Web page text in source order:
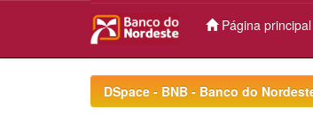
Página principal
DSpace - BNB - Banco do